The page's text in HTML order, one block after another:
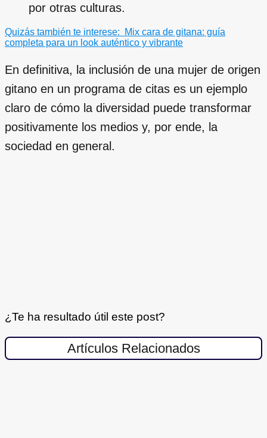
por otras culturas.
Quizás también te interese:
Mix cara de gitana: guía
completa para un look auténtico y vibrante
En definitiva, la inclusión de una mujer de origen
gitano en un programa de citas es un ejemplo
claro de cómo la diversidad puede transformar
positivamente los medios y, por ende, la
sociedad en general.
¿Te ha resultado útil este post?
Artículos Relacionados